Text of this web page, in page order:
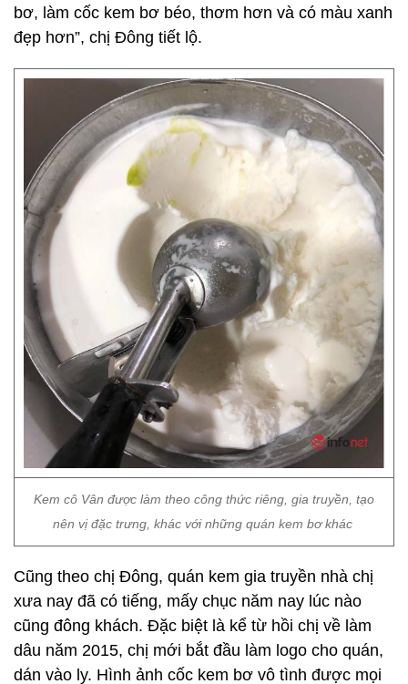
bơ, làm cốc kem bơ béo, thơm hơn và có màu xanh
đẹp hơn”, chị Đông tiết lộ.
Kem cô Vân được làm theo công thức riêng, gia truyền, tạo
nên vị đặc trưng, khác với những quán kem bơ khác
Cũng theo chị Đông, quán kem gia truyền nhà chị
xưa nay đã có tiếng, mấy chục năm nay lúc nào
cũng đông khách. Đặc biệt là kể từ hồi chị về làm
dâu năm 2015, chị mới bắt đầu làm logo cho quán,
dán vào ly. Hình ảnh cốc kem bơ vô tình được mọi